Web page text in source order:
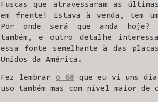
Fuscas que atravessaram as
em frente! Estava à venda, tem
Por onde será que anda hoje?
também, e outro detalhe
essa fonte semelhante à das
Unidos da América.
Fez lembrar o 68 que eu vi uns
uso também mas com nível maior